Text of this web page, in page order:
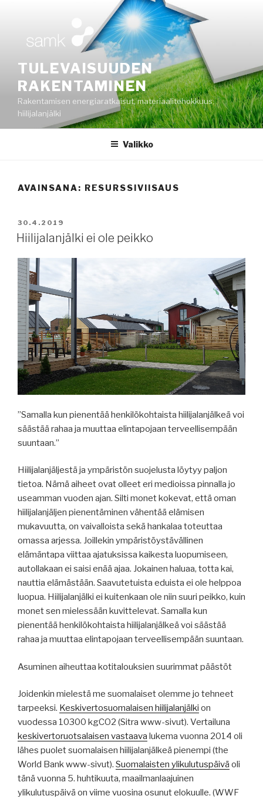
TULEVAISUUDEN
RAKENTAMINEN
Rakentamisen energiaratkaisut, materiaalitehokkuus,
hiilijalanjälki
Valikko
AVAINSANA: RESURSSIVIISAUS
JULKAISTU
30.4.2019
Hiilijalanjälki ei ole peikko
”Samalla kun pienentää henkilökohtaista hiilijalanjälkeä voi
säästää rahaa ja muuttaa elintapojaan terveellisempään
suuntaan.”
Hiilijalanjäljestä ja ympäristön suojelusta löytyy paljon
tietoa. Nämä aiheet ovat olleet eri medioissa pinnalla jo
useamman vuoden ajan. Silti monet kokevat, että oman
hiilijalanjäljen pienentäminen vähentää elämisen
mukavuutta, on vaivalloista sekä hankalaa toteuttaa
omassa arjessa. Joillekin ympäristöystävällinen
elämäntapa viittaa ajatuksissa kaikesta luopumiseen,
autollakaan ei saisi enää ajaa. Jokainen haluaa, totta kai,
nauttia elämästään. Saavutetuista eduista ei ole helppoa
luopua. Hiilijalanjälki ei kuitenkaan ole niin suuri peikko, kuin
monet sen mielessään kuvittelevat. Samalla kun
pienentää henkilökohtaista hiilijalanjälkeä voi säästää
rahaa ja muuttaa elintapojaan terveellisempään suuntaan.
Asuminen aiheuttaa kotitalouksien suurimmat päästöt
Joidenkin mielestä me suomalaiset olemme jo tehneet
tarpeeksi. Keskivertosuomalaisen hiilijalanjälki on
vuodessa 10300 kgCO2 (Sitra www-sivut). Vertailuna
keskivertoruotsalaisen vastaava lukema vuonna 2014 oli
lähes puolet suomalaisen hiilijalanjälkeä pienempi (the
World Bank www-sivut). Suomalaisten ylikulutuspäivä oli
tänä vuonna 5. huhtikuuta, maailmanlaajuinen
ylikulutuspäivä on viime vuosina osunut elokuulle. (WWF